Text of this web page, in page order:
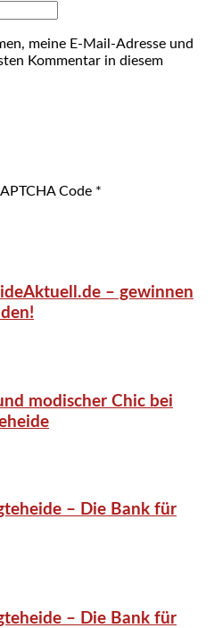
meine E-Mail-Adresse und
Kommentar in diesem
Code *
– gewinnen
modischer Chic bei
– Die Bank für
– Die Bank für